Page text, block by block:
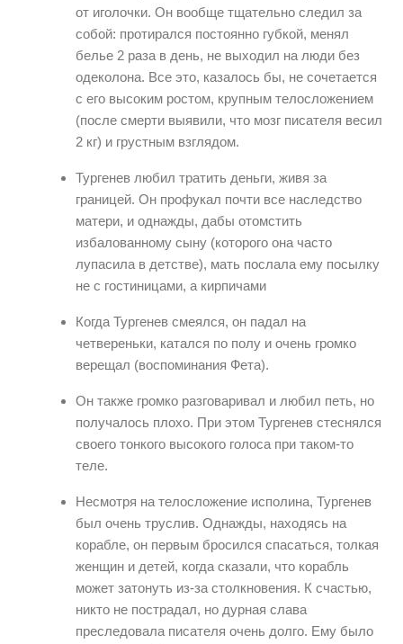
от иголочки. Он вообще тщательно следил за
собой: протирался постоянно губкой, менял
белье 2 раза в день, не выходил на люди без
одеколона. Все это, казалось бы, не сочетается
с его высоким ростом, крупным телосложением
(после смерти выявили, что мозг писателя весил
2 кг) и грустным взглядом.
Тургенев любил тратить деньги, живя за
границей. Он профукал почти все наследство
матери, и однажды, дабы отомстить
избалованному сыну (которого она часто
лупасила в детстве), мать послала ему посылку
не с гостиницами, а кирпичами
Когда Тургенев смеялся, он падал на
четвереньки, катался по полу и очень громко
верещал (воспоминания Фета).
Он также громко разговаривал и любил петь, но
получалось плохо. При этом Тургенев стеснялся
своего тонкого высокого голоса при таком-то
теле.
Несмотря на телосложение исполина, Тургенев
был очень труслив. Однажды, находясь на
корабле, он первым бросился спасаться, толкая
женщин и детей, когда сказали, что корабль
может затонуть из-за столкновения. К счастью,
никто не пострадал, но дурная слава
преследовала писателя очень долго. Ему было